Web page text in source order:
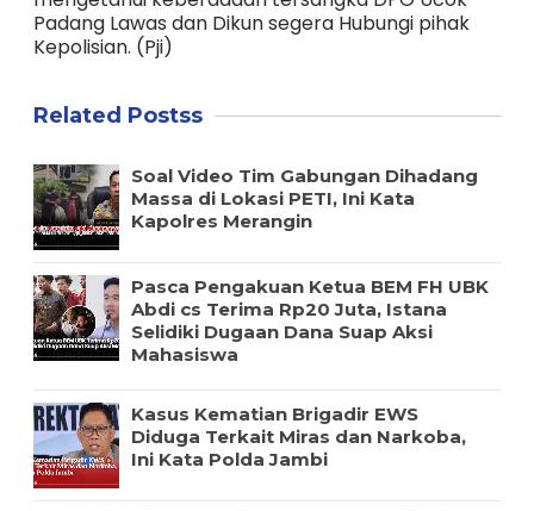
Padang Lawas dan Dikun segera Hubungi pihak
Kepolisian. (Pji)
Related Postss
Soal Video Tim Gabungan Dihadang
Massa di Lokasi PETI, Ini Kata
Kapolres Merangin
Pasca Pengakuan Ketua BEM FH UBK
Abdi cs Terima Rp20 Juta, Istana
Selidiki Dugaan Dana Suap Aksi
Mahasiswa
Kasus Kematian Brigadir EWS
Diduga Terkait Miras dan Narkoba,
Ini Kata Polda Jambi